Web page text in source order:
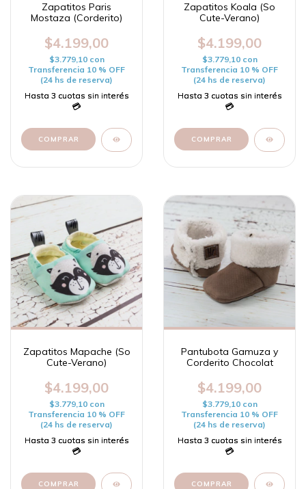
Zapatitos Paris
Mostaza (Corderito)
$4.199,00
$3.779,10 con
Transferencia 10 % OFF
(24 hs de reserva)
COMPRAR
Zapatitos Koala (So
Cute-Verano)
$4.199,00
$3.779,10 con
Transferencia 10 % OFF
(24 hs de reserva)
COMPRAR
Zapatitos Mapache (So
Cute-Verano)
$4.199,00
$3.779,10 con
Transferencia 10 % OFF
(24 hs de reserva)
COMPRAR
Pantubota Gamuza y
Corderito Chocolat
$4.199,00
$3.779,10 con
Transferencia 10 % OFF
(24 hs de reserva)
COMPRAR